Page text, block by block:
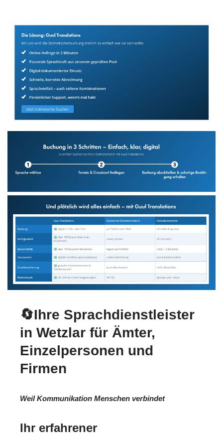
🔄Ihre Sprachdienstleister
in Wetzlar für Ämter,
Einzelpersonen und
Firmen
Weil Kommunikation Menschen verbindet
Ihr erfahrener